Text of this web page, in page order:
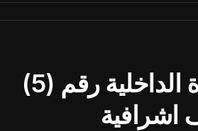
اعلان وزارة التموين والتجارة الداخلية رقم (5)
(7) وظائف اشرافية